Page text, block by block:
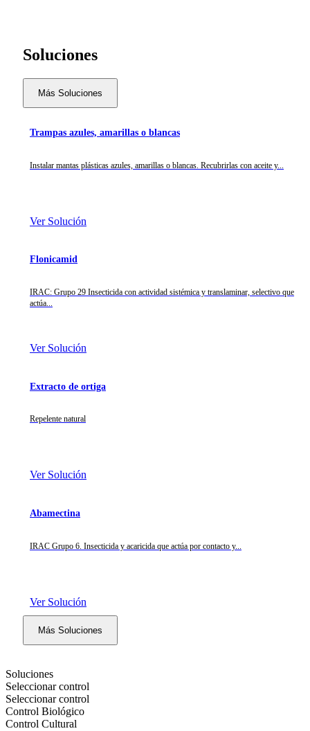
Soluciones
Más Soluciones
Trampas azules, amarillas o blancas
Instalar mantas plásticas azules, amarillas o blancas. Recubrirlas con aceite y...
Ver Solución
Flonicamid
IRAC: Grupo 29 Insecticida con actividad sistémica y translaminar, selectivo que
actúa...
Ver Solución
Extracto de ortiga
Repelente natural
Ver Solución
Abamectina
IRAC Grupo 6. Insecticida y acaricida que actúa por contacto y...
Ver Solución
Más Soluciones
Soluciones
Seleccionar control
Seleccionar control
Control Biológico
Control Cultural